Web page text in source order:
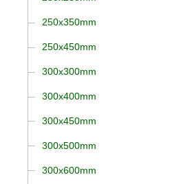
250x350mm
250x450mm
300x300mm
300x400mm
300x450mm
300x500mm
300x600mm